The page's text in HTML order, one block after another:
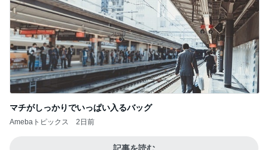
マチがしっかりでいっぱい入るバッグ
Amebaトピックス 2日前